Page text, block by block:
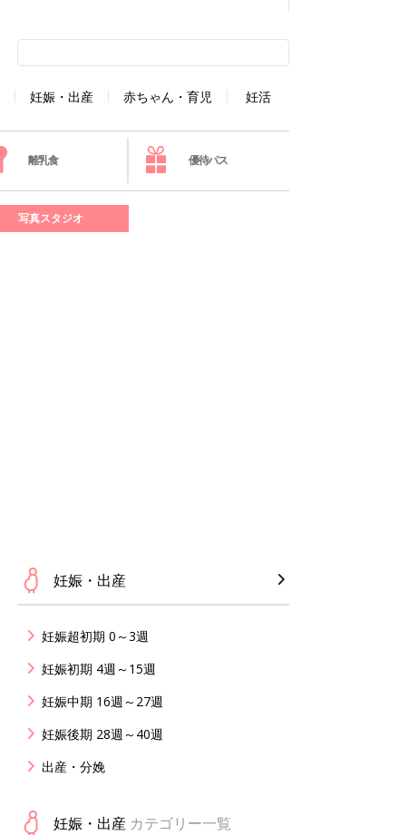
妊娠・出産 赤ちゃん・育児 妊活
離乳食 優待パス
写真スタジオ
妊娠・出産
妊娠超初期 0～3週
妊娠初期 4週～15週
妊娠中期 16週～27週
妊娠後期 28週～40週
出産・分娩
妊娠・出産 カテゴリー一覧